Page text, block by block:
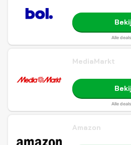
Alle
MediaMarkt
Alle
Amazon